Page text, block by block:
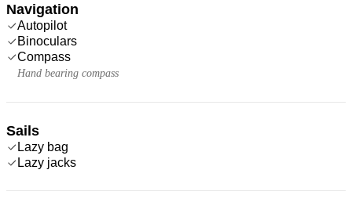
Navigation
Autopilot
Binoculars
Compass
Hand bearing compass
Sails
Lazy bag
Lazy jacks